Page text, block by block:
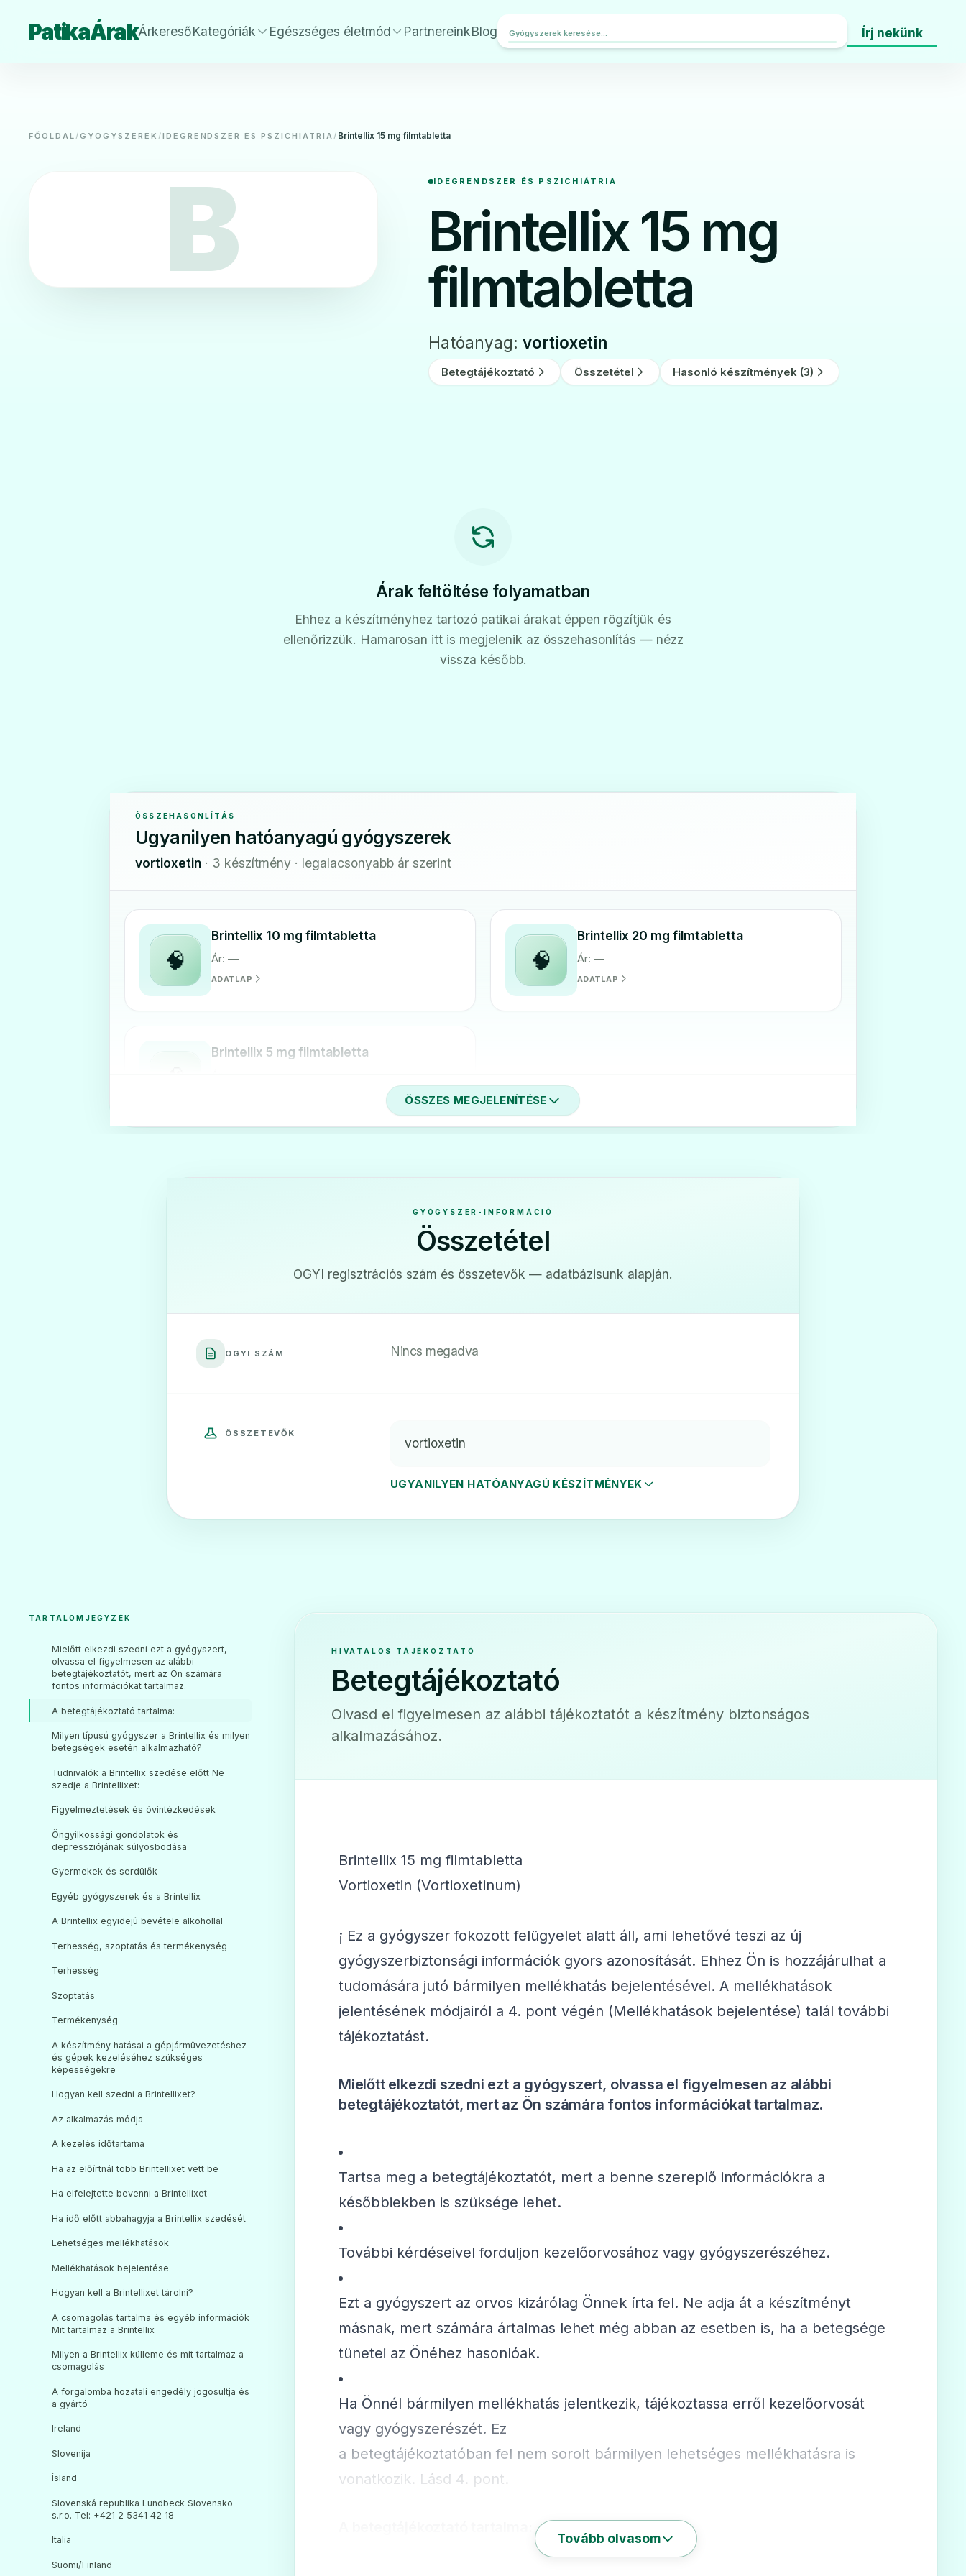
PatikaÁrakÁrkeresőKategóriák Egészséges életmód PartnereinkBlog Írj nekünk
FŐOLDAL/GYÓGYSZEREK /IDEGRENDSZER ÉS PSZICHIÁTRIA/ Brintellix 15 mg filmtabletta
B IDEGRENDSZER ÉS PSZICHIÁTRIA
Brintellix 15 mg
filmtabletta
Hatóanyag: vortioxetin
Betegtájékoztató Összetétel Hasonló készítmények (3)
Árak feltöltése folyamatban
Ehhez a készítményhez tartozó patikai árakat éppen rögzítjük és
ellenőrizzük. Hamarosan itt is megjelenik az összehasonlítás — nézz
vissza később.
ÖSSZEHASONLÍTÁS
Ugyanilyen hatóanyagú gyógyszerek
vortioxetin · 3 készítmény · legalacsonyabb ár szerint
🧠
Brintellix 10 mg filmtabletta
Ár: —
ADATLAP
🧠
Brintellix 20 mg filmtabletta
Ár: —
ADATLAP
Brintellix 5 mg filmtabletta
ÖSSZES MEGJELENÍTÉSE
GYÓGYSZER-INFORMÁCIÓ
Összetétel
OGYI regisztrációs szám és összetevők — adatbázisunk alapján.
OGYI SZÁM Nincs megadva
ÖSSZETEVŐK
vortioxetin
UGYANILYEN HATÓANYAGÚ KÉSZÍTMÉNYEK
TARTALOMJEGYZÉK
Mielőtt elkezdi szedni ezt a gyógyszert,
olvassa el figyelmesen az alábbi
betegtájékoztatót, mert az Ön számára
fontos információkat tartalmaz.
A betegtájékoztató tartalma:
Milyen típusú gyógyszer a Brintellix és milyen
betegségek esetén alkalmazható?
Tudnivalók a Brintellix szedése előtt Ne
szedje a Brintellixet:
Figyelmeztetések és óvintézkedések
Öngyilkossági gondolatok és
depressziójának súlyosbodása
Gyermekek és serdülők
Egyéb gyógyszerek és a Brintellix
A Brintellix egyidejû bevétele alkohollal
Terhesség, szoptatás és termékenység
Terhesség
Szoptatás
Termékenység
A készítmény hatásai a gépjármûvezetéshez
és gépek kezeléséhez szükséges
képességekre
Hogyan kell szedni a Brintellixet?
Az alkalmazás módja
A kezelés időtartama
Ha az előírtnál több Brintellixet vett be
Ha elfelejtette bevenni a Brintellixet
Ha idő előtt abbahagyja a Brintellix szedését
Lehetséges mellékhatások
Mellékhatások bejelentése
Hogyan kell a Brintellixet tárolni?
A csomagolás tartalma és egyéb információk
Mit tartalmaz a Brintellix
Milyen a Brintellix külleme és mit tartalmaz a
csomagolás
A forgalomba hozatali engedély jogosultja és
a gyártó
Ireland
Slovenija
Ísland
Slovenská republika Lundbeck Slovensko
s.r.o. Tel: +421 2 5341 42 18
Italia
Suomi/Finland
HIVATALOS TÁJÉKOZTATÓ
Betegtájékoztató
Olvasd el figyelmesen az alábbi tájékoztatót a készítmény biztonságos
alkalmazásához.
Brintellix 15 mg filmtabletta
Vortioxetin (Vortioxetinum)
¡ Ez a gyógyszer fokozott felügyelet alatt áll, ami lehetővé teszi az új
gyógyszerbiztonsági információk gyors azonosítását. Ehhez Ön is hozzájárulhat a
tudomására jutó bármilyen mellékhatás bejelentésével. A mellékhatások
jelentésének módjairól a 4. pont végén (Mellékhatások bejelentése) talál további
tájékoztatást.
Mielőtt elkezdi szedni ezt a gyógyszert, olvassa el figyelmesen az alábbi
betegtájékoztatót, mert az Ön számára fontos információkat tartalmaz.
Tartsa meg a betegtájékoztatót, mert a benne szereplő információkra a
későbbiekben is szüksége lehet.
További kérdéseivel forduljon kezelőorvosához vagy gyógyszerészéhez.
Ezt a gyógyszert az orvos kizárólag Önnek írta fel. Ne adja át a készítményt
másnak, mert számára ártalmas lehet még abban az esetben is, ha a betegsége
tünetei az Önéhez hasonlóak.
Ha Önnél bármilyen mellékhatás jelentkezik, tájékoztassa erről kezelőorvosát
vagy gyógyszerészét. Ez
a betegtájékoztatóban fel nem sorolt bármilyen lehetséges mellékhatásra is
vonatkozik. Lásd 4. pont.
Tovább olvasom